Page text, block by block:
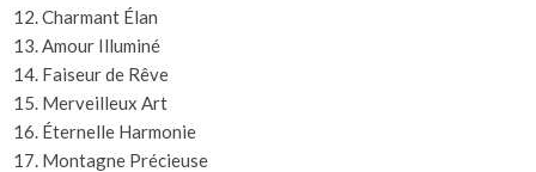
Charmant Élan
Amour Illuminé
Faiseur de Rêve
Merveilleux Art
Éternelle Harmonie
Montagne Précieuse